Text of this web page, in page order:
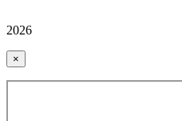
2026
×